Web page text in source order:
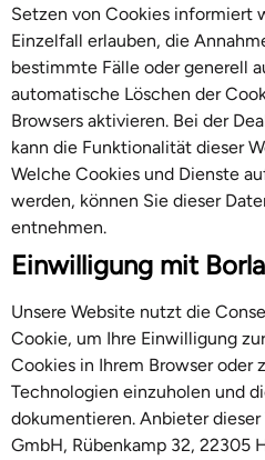
Setzen von Cookies informiert
Einzelfall erlauben, die
bestimmte Fälle oder generell
automatische Löschen der
Browsers aktivieren. Bei der
kann die Funktionalität dieser
Welche Cookies und Dienste
werden, können Sie dieser
entnehmen.
Einwilligung mit
Unsere Website nutzt die
Cookie, um Ihre Einwilligung
Cookies in Ihrem Browser oder
Technologien einzuholen und
dokumentieren. Anbieter
GmbH, Rübenkamp 32, 22305